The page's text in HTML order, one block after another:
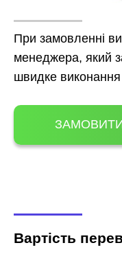
При замовленні
менеджера, який
швидке виконання
Вартість